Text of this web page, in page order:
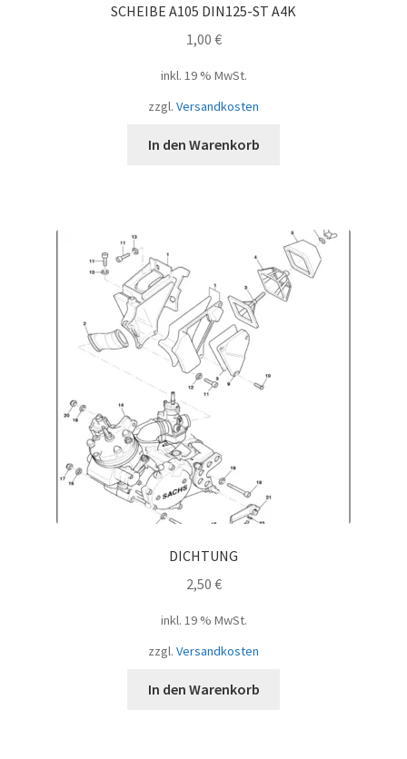
SCHEIBE A105 DIN125-ST A4K
1,00 €
inkl. 19 % MwSt.
zzgl. Versandkosten
In den Warenkorb
DICHTUNG
2,50 €
inkl. 19 % MwSt.
zzgl. Versandkosten
In den Warenkorb